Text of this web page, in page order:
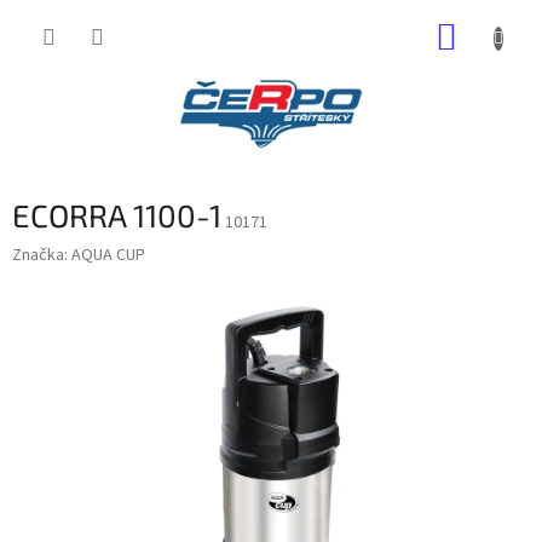
ECORRA 1100-1 10171
Značka: AQUA CUP